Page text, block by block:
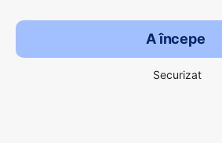
A începe
Securizat